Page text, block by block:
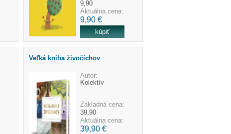
9,90
Aktuálna cena:
9,90 €
Veľká kniha živočíchov
Autor:
Kolektív
Základná cena:
39,90
Aktuálna cena:
39,90 €